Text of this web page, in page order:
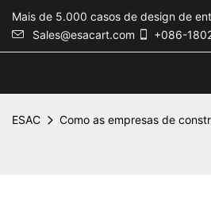
Mais de 5.000 casos de design de
Sales@esacart.com
+086-
ESAC Como as empresas de